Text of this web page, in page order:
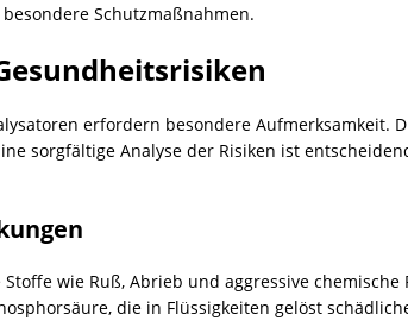
Schutzmaßnahmen.
erfordern besondere Aufmerksamkeit.
sorgfältige Analyse der Risiken ist
wie Ruß, Abrieb und aggressive chemische
die in Flüssigkeiten gelöst